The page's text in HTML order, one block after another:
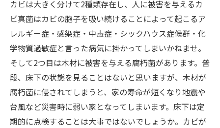
カビは大きく分けて2種類存在し、人に被害を与えるカ
ビ真菌はカビの胞子を吸い続けることによって起こるア
レルギー症・感染症・中毒症・シックハウス症候群・化
学物質過敏症と言った病気に掛かってしまいかねませ。
そして2つ目は木材に被害を与える腐朽菌があります。普
段、床下の状態を見ることはないと思いますが、木材が
腐朽菌に侵されてしまうと、家の寿命が短くなり地震や
台風など災害時に弱い家となってしまいます。床下は定
期的に点検することは大事ではないでしょうか。カビが